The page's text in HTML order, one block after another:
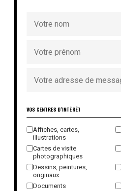
VOS CENTRES D'INTÉRÊT
Affiches, cartes,
illustrations
Cartes de visite
photographiques
Dessins, peintures,
originaux
Documents